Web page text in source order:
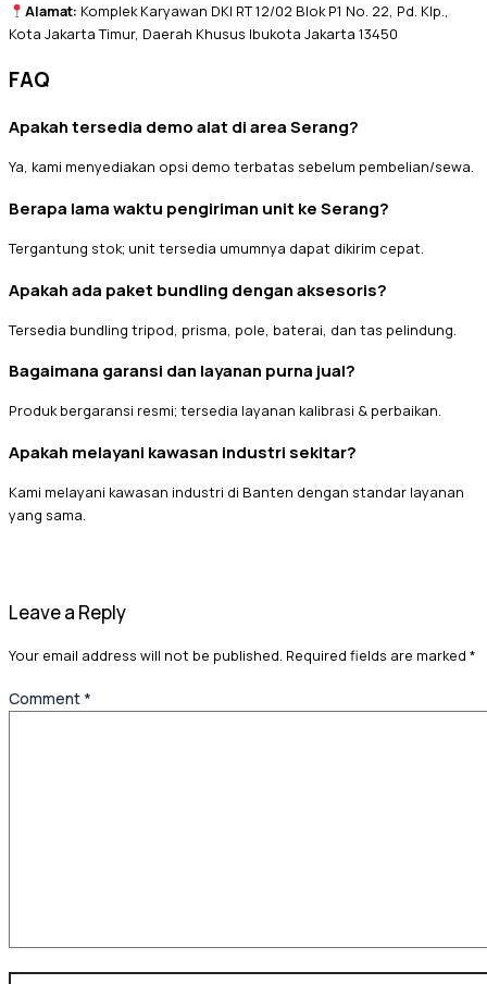
Alamat: Komplek Karyawan DKI RT 12/02 Blok P1 No. 22, Pd. Klp.,
Kota Jakarta Timur, Daerah Khusus Ibukota Jakarta 13450
FAQ
Apakah tersedia demo alat di area Serang?
Ya, kami menyediakan opsi demo terbatas sebelum pembelian/sewa.
Berapa lama waktu pengiriman unit ke Serang?
Tergantung stok; unit tersedia umumnya dapat dikirim cepat.
Apakah ada paket bundling dengan aksesoris?
Tersedia bundling tripod, prisma, pole, baterai, dan tas pelindung.
Bagaimana garansi dan layanan purna jual?
Produk bergaransi resmi; tersedia layanan kalibrasi & perbaikan.
Apakah melayani kawasan industri sekitar?
Kami melayani kawasan industri di Banten dengan standar layanan
yang sama.
Leave a Reply
Your email address will not be published. Required fields are marked *
Comment *